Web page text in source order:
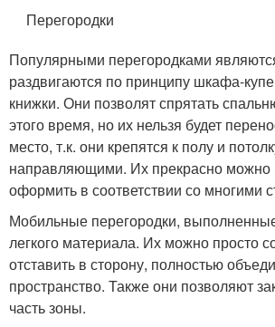
Перегородки
Популярными перегородками
раздвигаются по принципу шкафа-
книжки. Они позволят спрятать
этого время, но их нельзя будет
место, т.к. они крепятся к полу и
направляющими. Их прекрасно можно
оформить в соответствии со многими
Мобильные перегородки,
легкого материала. Их можно просто
отставить в сторону, полностью
пространство. Также они позволяют
часть зоны.